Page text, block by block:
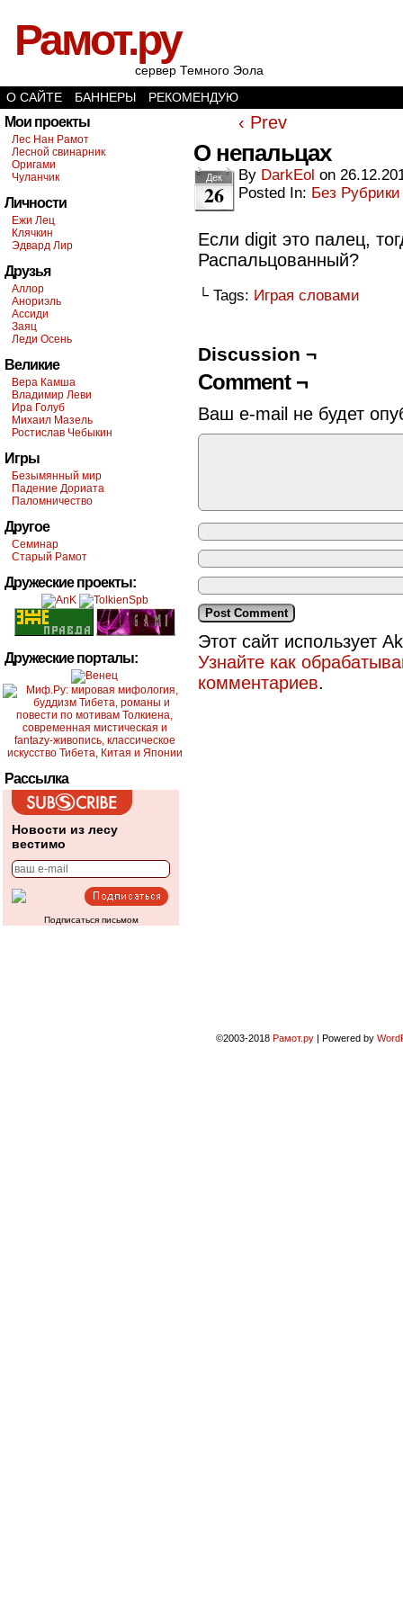
Рамот.ру
сервер Темного Эола
О САЙТЕ
БАННЕРЫ РЕКОМЕНДУЮ
Мои проекты
Лес Нан Рамот
Лесной свинарник
Оригами
Чуланчик
Личности
Ежи Лец
Клячкин
Эдвард Лир
Друзья
Аллор
Анориэль
Ассиди
Заяц
Леди Осень
Великие
Вера Камша
Владимир Леви
Ира Голуб
Михаил Мазель
Ростислав Чебыкин
Игры
Безымянный мир
Падение Дориата
Паломничество
Другое
Семинар
Старый Рамот
Дружеские проекты:
Дружеские порталы:
Рассылка
Новости из лесу
вестимо
Подписаться письмом
‹ Prev
О непальцах
Дек
26
By DarkEol on
Posted In: Без Рубрики
Если digit это палец,
Распальцованный?
└ Tags: Играя словами
Discussion ¬
Comment ¬
Ваш e-mail не будет
Этот сайт использует
Узнайте как
комментариев.
©2003-2018 Рамот.ру | Powered by